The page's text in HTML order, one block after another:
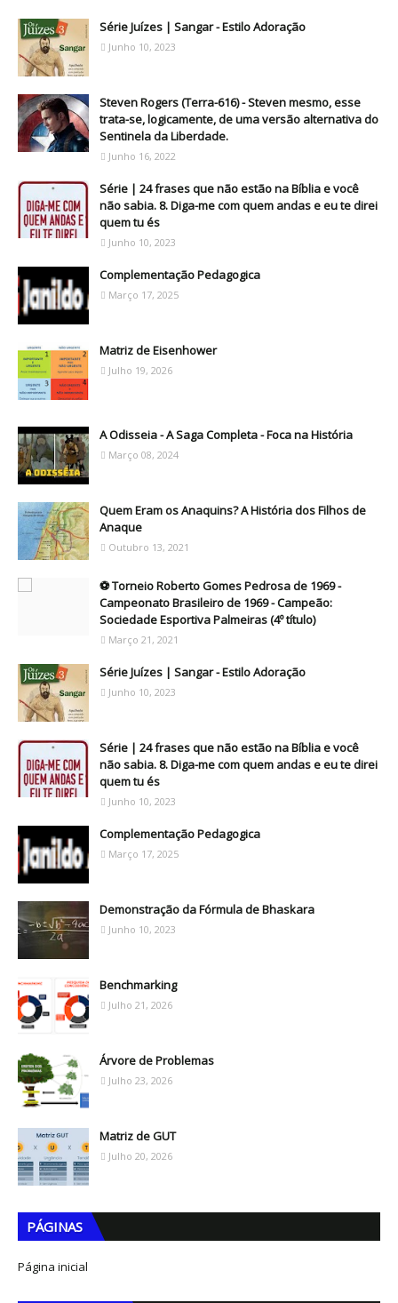
Série Juízes | Sangar - Estilo Adoração
Junho 10, 2023
Steven Rogers (Terra-616) - Steven mesmo, esse
trata-se, logicamente, de uma versão alternativa do
Sentinela da Liberdade.
Junho 16, 2022
Série | 24 frases que não estão na Bíblia e você
não sabia. 8. Diga-me com quem andas e eu te direi
quem tu és
Junho 10, 2023
Complementação Pedagogica
Março 17, 2025
Matriz de Eisenhower
Julho 19, 2026
A Odisseia - A Saga Completa - Foca na História
Março 08, 2024
Quem Eram os Anaquins? A História dos Filhos de
Anaque
Outubro 13, 2021
⚽ Torneio Roberto Gomes Pedrosa de 1969 -
Campeonato Brasileiro de 1969 - Campeão:
Sociedade Esportiva Palmeiras (4º título)
Março 21, 2021
Série Juízes | Sangar - Estilo Adoração
Junho 10, 2023
Série | 24 frases que não estão na Bíblia e você
não sabia. 8. Diga-me com quem andas e eu te direi
quem tu és
Junho 10, 2023
Complementação Pedagogica
Março 17, 2025
Demonstração da Fórmula de Bhaskara
Junho 10, 2023
Benchmarking
Julho 21, 2026
Árvore de Problemas
Julho 23, 2026
Matriz de GUT
Julho 20, 2026
PÁGINAS
Página inicial